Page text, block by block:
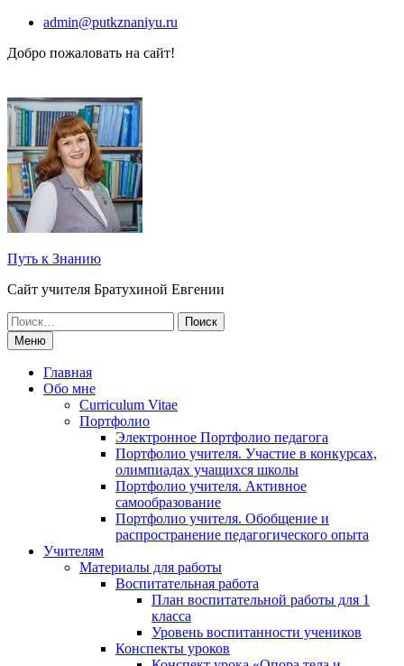
Перейти
содержимому
admin@putkznaniyu.ru
Добро пожаловать на сайт!
Путь к Знанию
Сайт учителя Братухиной Евгении
Поиск
по:Меню
Главная
Обо мне
Curriculum Vitae
Портфолио
Электронное Портфолио педагога
Портфолио учителя. Участие в конкурсах,
олимпиадах учащихся школы
Портфолио учителя. Активное
самообразование
Портфолио учителя. Обобщение и
распространение педагогического опыта
Учителям
Материалы для работы
Воспитательная работа
План воспитательной работы для 1
класса
Уровень воспитанности учеников
Конспекты уроков